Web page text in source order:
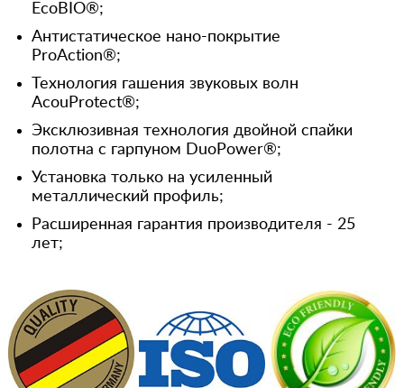
EcoBIO®;
Антистатическое нано-покрытие
ProAction®;
Технология гашения звуковых волн
AcouProtect®;
Эксклюзивная технология двойной спайки
полотна с гарпуном DuoPower®;
Установка только на усиленный
металлический профиль;
Расширенная гарантия производителя - 25
лет;